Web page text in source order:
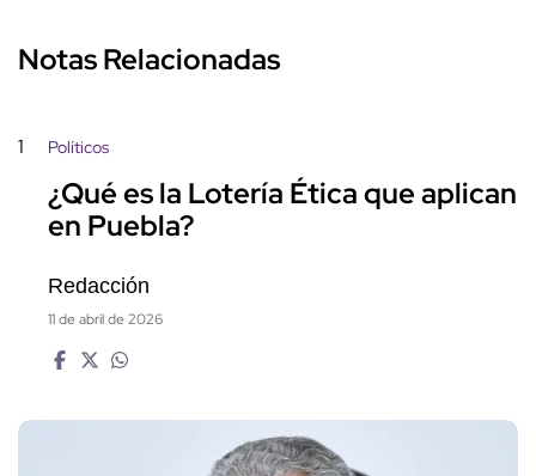
Notas Relacionadas
1 Políticos
¿Qué es la Lotería Ética que aplican
en Puebla?
Redacción
11 de abril de 2026